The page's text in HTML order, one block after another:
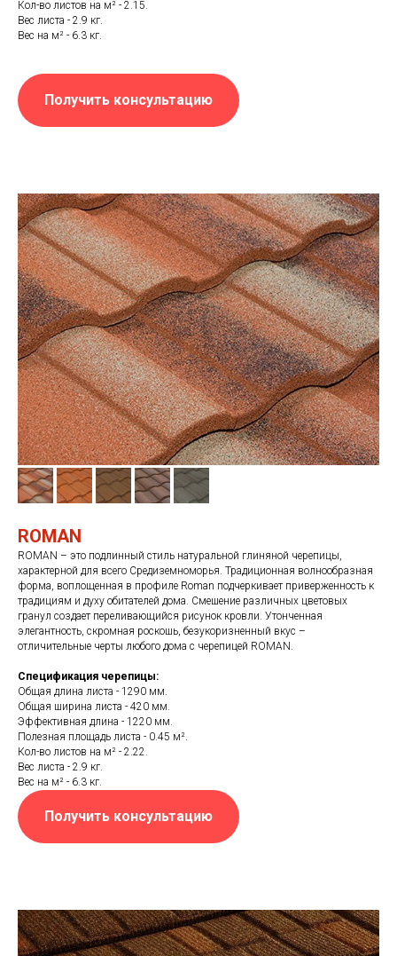
Кол-во листов на м² - 2.15.
Вес листа - 2.9 кг.
Вес на м² - 6.3 кг.
Получить консультацию
ROMAN
ROMAN – это подлинный стиль натуральной глиняной черепицы,
характерной для всего Средиземноморья. Традиционная волнообразная
форма, воплощенная в профиле Roman подчеркивает приверженность к
традициям и духу обитателей дома. Смешение различных цветовых
гранул создает переливающийся рисунок кровли. Утонченная
элегантность, скромная роскошь, безукоризненный вкус –
отличительные черты любого дома с черепицей ROMAN.
Спецификация черепицы:
Общая длина листа - 1290 мм.
Общая ширина листа - 420 мм.
Эффективная длина - 1220 мм.
Полезная площадь листа - 0.45 м².
Кол-во листов на м² - 2.22.
Вес листа - 2.9 кг.
Вес на м² - 6.3 кг.
Получить консультацию